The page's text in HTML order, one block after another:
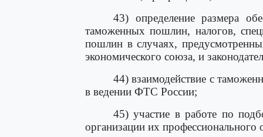
43) определение размера
таможенных пошлин, налогов,
пошлин в случаях,
экономического союза, и
44) взаимодействие с
в ведении ФТС России;
45) участие в работе по
организации их профессионального